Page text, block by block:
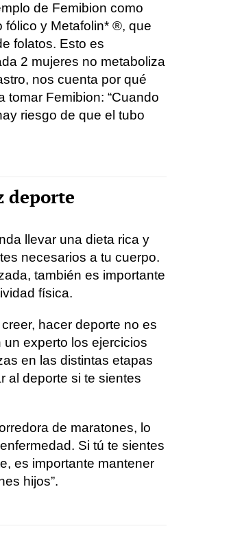
de Femibion como
y Metafolin* ®, que
folatos. Esto es
2 mujeres no metaboliza
nos cuenta por qué
tomar Femibion: “Cuando
riesgo de que el tubo
deporte
llevar una dieta rica y
necesarios a tu cuerpo.
también es importante
física.
hacer deporte no es
experto los ejercicios
en las distintas etapas
al deporte si te sientes
de maratones, lo
Si tú te sientes
es importante mantener
hijos”.